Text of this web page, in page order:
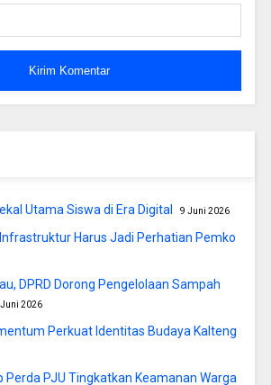
Utama Siswa di Era Digital 9 Juni 2026
Harus Jadi Perhatian Pemko
DPRD Dorong Pengelolaan Sampah
Juni 2026
Perkuat Identitas Budaya Kalteng
Perda PJU Tingkatkan Keamanan Warga